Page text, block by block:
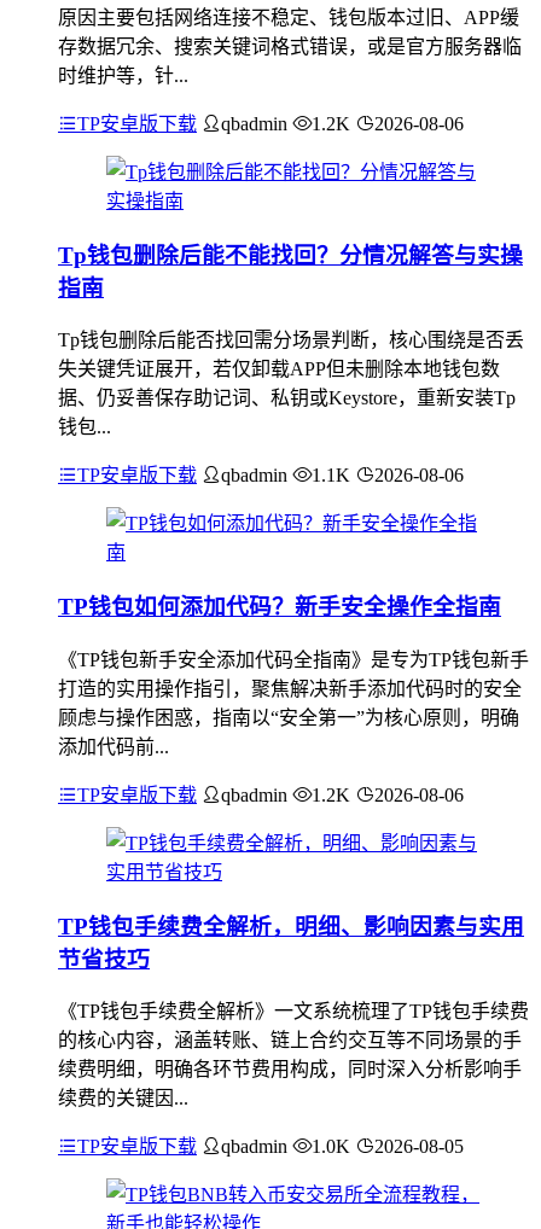
原因主要包括网络连接不稳定、钱包版本过旧、APP缓
存数据冗余、搜索关键词格式错误，或是官方服务器临
时维护等，针...
TP安卓版下载 qbadmin 1.2K 2026-08-06
Tp钱包删除后能不能找回？分情况解答与实操
指南
Tp钱包删除后能否找回需分场景判断，核心围绕是否丢
失关键凭证展开，若仅卸载APP但未删除本地钱包数
据、仍妥善保存助记词、私钥或Keystore，重新安装Tp
钱包...
TP安卓版下载 qbadmin 1.1K 2026-08-06
TP钱包如何添加代码？新手安全操作全指南
《TP钱包新手安全添加代码全指南》是专为TP钱包新手
打造的实用操作指引，聚焦解决新手添加代码时的安全
顾虑与操作困惑，指南以“安全第一”为核心原则，明确
添加代码前...
TP安卓版下载 qbadmin 1.2K 2026-08-06
TP钱包手续费全解析，明细、影响因素与实用
节省技巧
《TP钱包手续费全解析》一文系统梳理了TP钱包手续费
的核心内容，涵盖转账、链上合约交互等不同场景的手
续费明细，明确各环节费用构成，同时深入分析影响手
续费的关键因...
TP安卓版下载 qbadmin 1.0K 2026-08-05